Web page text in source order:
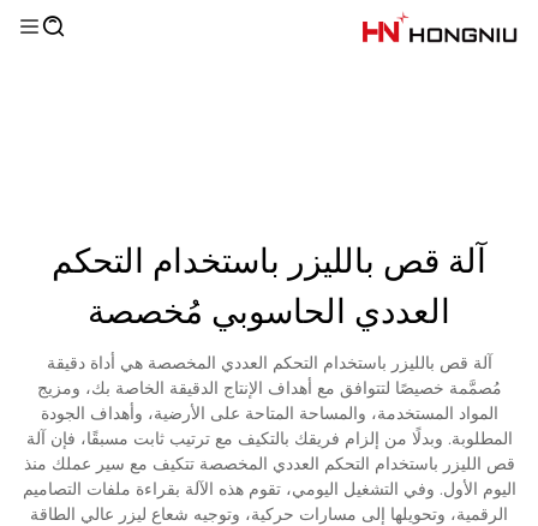
آلة قص بالليزر باستخدام التحكم
العددي الحاسوبي مُخصصة
آلة قص بالليزر باستخدام التحكم العددي المخصصة هي أداة دقيقة
مُصمَّمة خصيصًا لتتوافق مع أهداف الإنتاج الدقيقة الخاصة بك، ومزيج
المواد المستخدمة، والمساحة المتاحة على الأرضية، وأهداف الجودة
المطلوبة. وبدلًا من إلزام فريقك بالتكيف مع ترتيب ثابت مسبقًا، فإن آلة
قص الليزر باستخدام التحكم العددي المخصصة تتكيف مع سير عملك منذ
اليوم الأول. وفي التشغيل اليومي، تقوم هذه الآلة بقراءة ملفات التصاميم
الرقمية، وتحويلها إلى مسارات حركية، وتوجيه شعاع ليزر عالي الطاقة